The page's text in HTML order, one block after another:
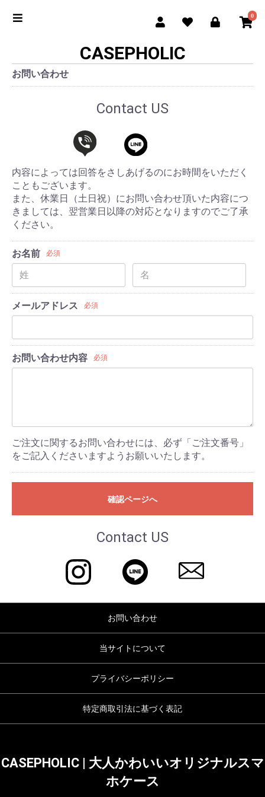
0
CASEPHOLIC
お問い合わせ
Contact US
内容によっては回答をさしあげるのにお時間をいただく
こともございます。
また、休業日（土日祝）にお問い合わせ頂いた内容につ
きましては、翌営業日以降の対応となりますのでご了承
ください。
お名前 必須
メールアドレス 必須
お問い合わせ内容 必須
ご注文に関するお問い合わせには、必ず「ご注文番号」
をご記入くださいますようお願いいたします。
確認ページへ
Contact US
お問い合わせ
当サイトについて
プライバシーポリシー
特定商取引法に基づく表記
CASEPHOLIC | 大人かわいいオリジナルスマ
ホケース